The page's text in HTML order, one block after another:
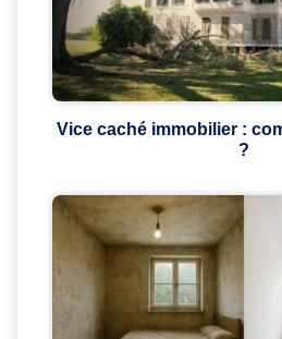
Vice caché immobilier :
?